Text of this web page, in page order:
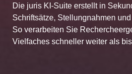
Die juris KI-Suite erstellt in
Schriftsätze, Stellungnahmen
So verarbeiten Sie
Vielfaches schneller weiter als